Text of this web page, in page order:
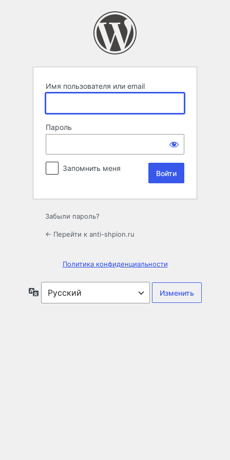
Имя пользователя или email
Пароль
Запомнить меня
Забыли пароль?
← Перейти к anti-shpion.ru
Политика конфиденциальности
Язык